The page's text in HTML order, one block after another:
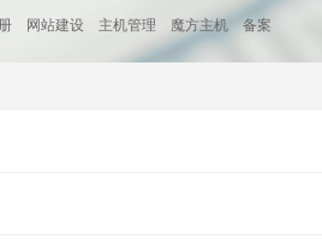
网站建设 主机管理 魔方主机 备案